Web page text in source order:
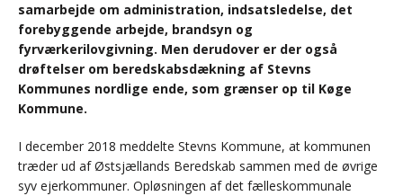
samarbejde om administration, indsatsledelse, det
forebyggende arbejde, brandsyn og
fyrværkerilovgivning. Men derudover er der også
drøftelser om beredskabsdækning af Stevns
Kommunes nordlige ende, som grænser op til Køge
Kommune.
I december 2018 meddelte Stevns Kommune, at kommunen
træder ud af Østsjællands Beredskab sammen med de øvrige
syv ejerkommuner. Opløsningen af det fælleskommunale